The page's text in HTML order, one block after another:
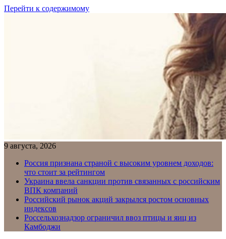
Перейти к содержимому
9 августа, 2026
Россия признана страной с высоким уровнем доходов:
что стоит за рейтингом
Украина ввела санкции против связанных с российским
ВПК компаний
Российский рынок акций закрылся ростом основных
индексов
Россельхознадзор ограничил ввоз птицы и яиц из
Камбоджи